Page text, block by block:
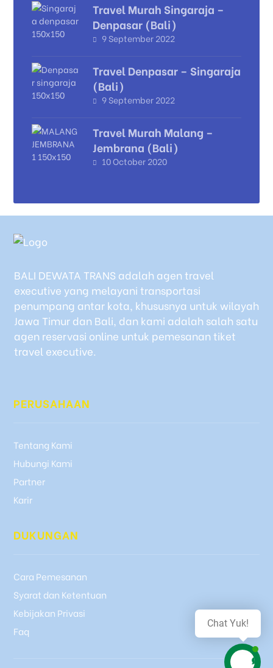
Travel Murah Singaraja –
Denpasar (Bali)
9 September 2022
Travel Denpasar – Singaraja
(Bali)
9 September 2022
Travel Murah Malang –
Jembrana (Bali)
10 October 2020
BALI DEWATA TRANS adalah agen travel
executive yang melayani transportasi
penumpang antar kota, khususnya untuk wilayah
Jawa Timur dan Bali, dan kami adalah salah satu
agen reservasi online untuk pemesanan tiket
travel executive.
PERUSAHAAN
Tentang Kami
Hubungi Kami
Partner
Karir
DUKUNGAN
Cara Pemesanan
Syarat dan Ketentuan
Kebijakan Privasi
Faq
Chat Yuk!